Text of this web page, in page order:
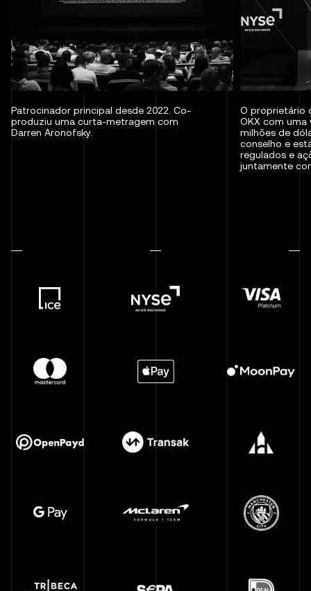
Patrocinador principal desde 2022. Co-
produziu uma curta-metragem com
Darren Aronofsky.
O proprietário
OKX com uma
milhões de
conselho e
regulados e
juntamente